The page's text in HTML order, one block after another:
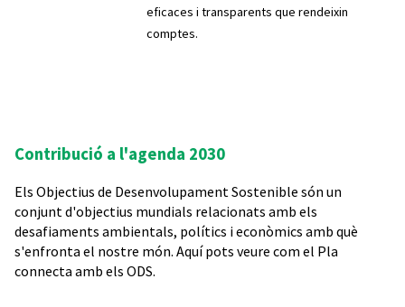
eficaces i transparents que rendeixin
comptes.
Contribució a l'agenda 2030
Els Objectius de Desenvolupament Sostenible són un
conjunt d'objectius mundials relacionats amb els
desafiaments ambientals, polítics i econòmics amb què
s'enfronta el nostre món. Aquí pots veure com el Pla
connecta amb els ODS.